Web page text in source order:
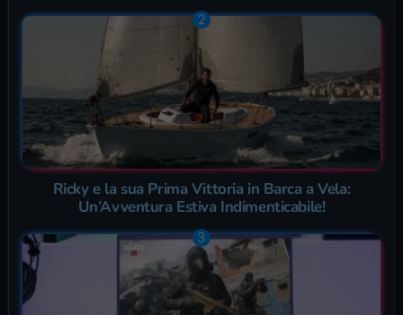
Ricky e la sua Prima Vittoria in Barca a Vela:
Un’Avventura Estiva Indimenticabile!